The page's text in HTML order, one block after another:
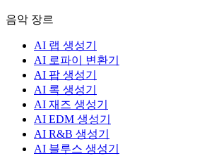
음악 장르
AI 랩 생성기
AI 로파이 변환기
AI 팝 생성기
AI 록 생성기
AI 재즈 생성기
AI EDM 생성기
AI R&B 생성기
AI 블루스 생성기